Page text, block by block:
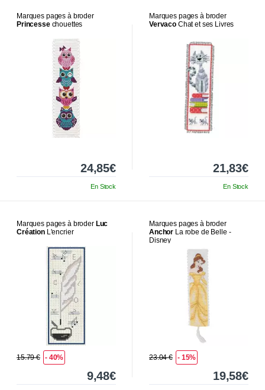
Marques pages à broder
Princessechouettes
24,85€
En Stock
Marques pages à broder
Vervaco Chat et ses Livres
21,83€
En Stock
Marques pages à broder Luc
CréationL'encrier
15.79 € - 40%
9,48€
Marques pages à broder
Anchor La robe de Belle -
Disney
23.04 € - 15%
19,58€